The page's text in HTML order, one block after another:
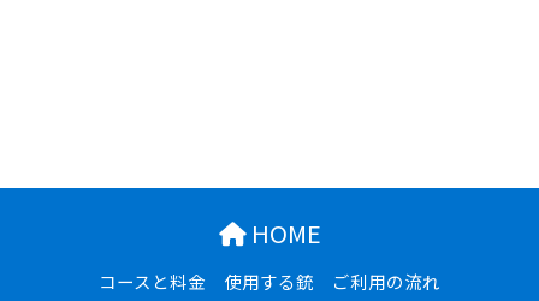
HOME
コースと料金 使用する銃
ご利用の流れ